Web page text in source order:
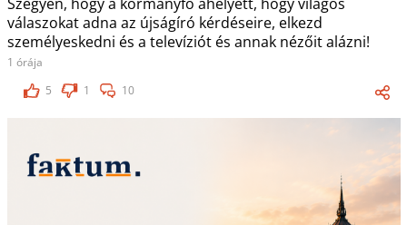
Szégyen, hogy a kormányfő ahelyett, hogy világos
válaszokat adna az újságíró kérdéseire, elkezd
személyeskedni és a televíziót és annak nézőit alázni!
1 órája
5
1 10